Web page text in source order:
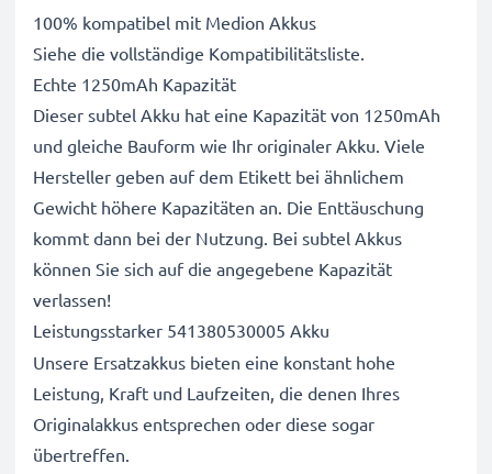
100% kompatibel mit Medion Akkus
Siehe die vollständige Kompatibilitätsliste.
Echte 1250mAh Kapazität
Dieser subtel Akku hat eine Kapazität von 1250mAh
und gleiche Bauform wie Ihr originaler Akku. Viele
Hersteller geben auf dem Etikett bei ähnlichem
Gewicht höhere Kapazitäten an. Die Enttäuschung
kommt dann bei der Nutzung. Bei subtel Akkus
können Sie sich auf die angegebene Kapazität
verlassen!
Leistungsstarker 541380530005 Akku
Unsere Ersatzakkus bieten eine konstant hohe
Leistung, Kraft und Laufzeiten, die denen Ihres
Originalakkus entsprechen oder diese sogar
übertreffen.